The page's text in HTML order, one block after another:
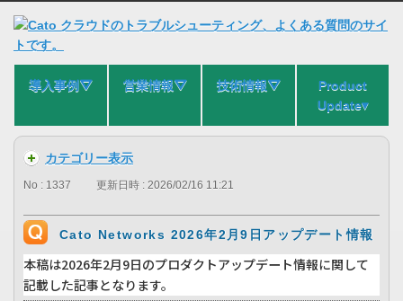
導入事例⛛ 営業情報⛛ 技術情報⛛
Product
Update▾
カテゴリー表示
No : 1337 更新日時 : 2026/02/16 11:21
Cato Networks 2026年2月9日アップデート情報
本稿は2026年2月9日のプロダクトアップデート情報に関して
記載した記事となります。